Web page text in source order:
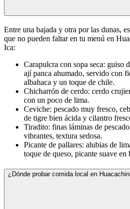
Entre una bajada y otra por las dunas,
que no pueden faltar en tu menú en
Ica:
Carapulcra con sopa seca: guiso
ají panca ahumado, servido con
albahaca y un toque de chile.
Chicharrón de cerdo: cerdo
con un poco de lima.
Ceviche: pescado muy fresco,
de tigre bien ácida y cilantro
Tiradito: finas láminas de
vibrantes, textura sedosa.
Picante de pallares: alubias de
toque de queso, picante suave en
¿Dónde probar comida local en